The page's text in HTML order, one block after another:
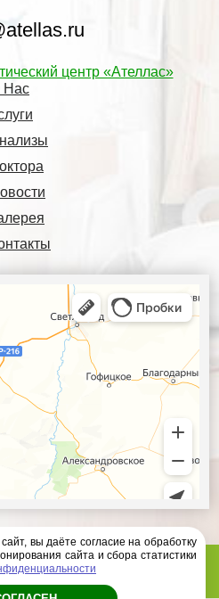
Нас
Ателлас - 2026 год
вы даёте согласие на обработку
сайта и сбора статистики